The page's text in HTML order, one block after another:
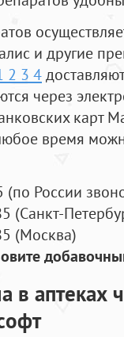
и другие
2 3 4
через
карт
время
(по России
(Санкт-
(Москва)
в аптеках